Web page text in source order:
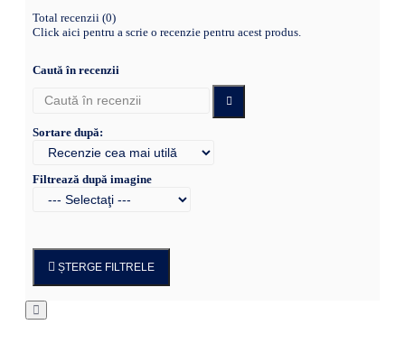
Total recenzii (0)
Click aici pentru a scrie o recenzie pentru acest produs.
Caută în recenzii
Sortare după:
Filtrează după imagine
ȘTERGE FILTRELE